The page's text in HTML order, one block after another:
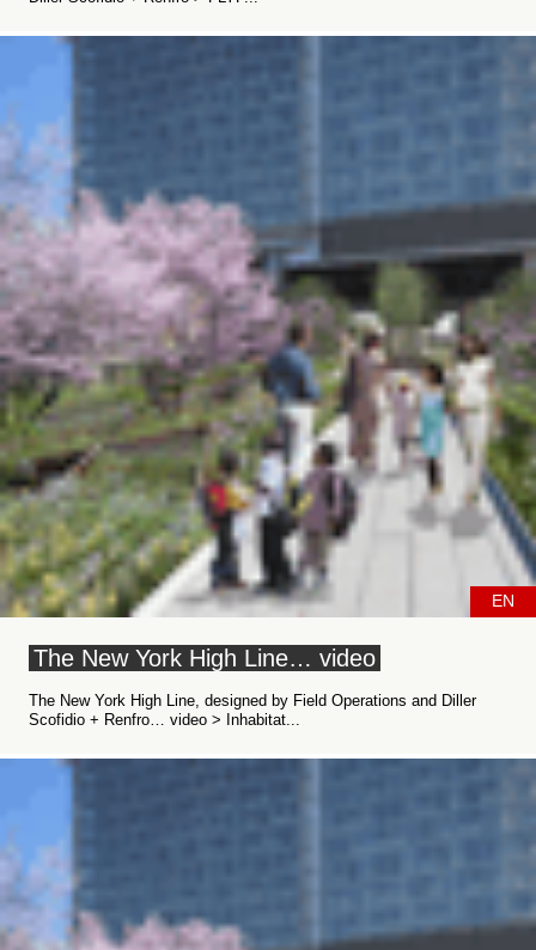
EN
The New York High Line… video
The New York High Line, designed by Field Operations and Diller
Scofidio + Renfro… video > Inhabitat...